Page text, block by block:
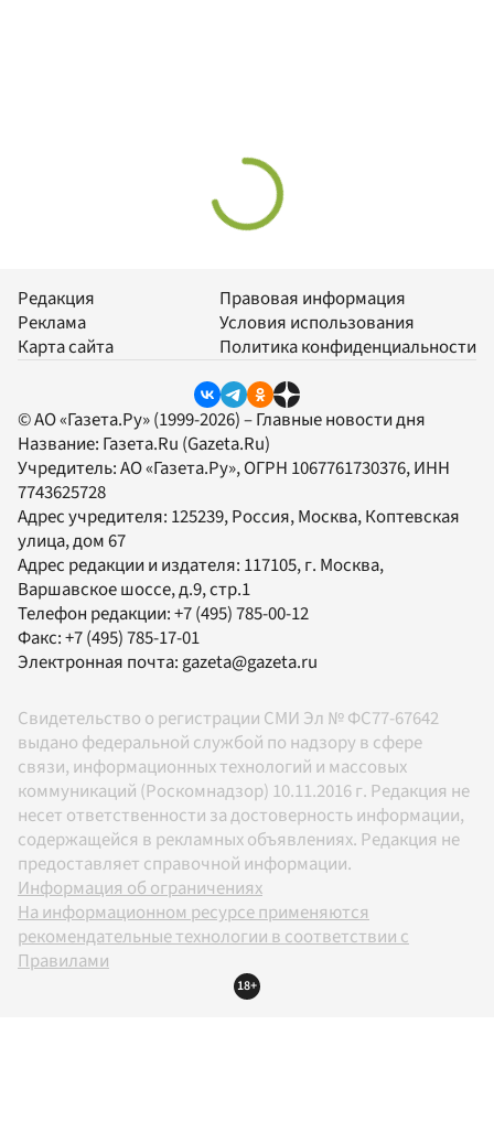
Редакция
Реклама
Карта сайта
Правовая информация
Условия использования
Политика конфиденциальности
© АО «Газета.Ру» (1999-2026) – Главные новости дня
Название: Газета.Ru (Gazeta.Ru)
Учредитель:АО «Газета.Ру», ОГРН 1067761730376, ИНН
7743625728
Адрес учредителя: 125239, Россия, Москва, Коптевская
улица, дом 67
Адрес редакции и издателя: 117105, г. Москва,
Варшавское шоссе, д.9, стр.1
Телефон редакции:+7 (495) 785-00-12
Факс:+7 (495) 785-17-01
Электронная почта:gazeta@gazeta.ru
Свидетельство о регистрации СМИ Эл № ФС77-67642
выдано федеральной службой по надзору в сфере
связи, информационных технологий и массовых
коммуникаций (Роскомнадзор) 10.11.2016 г. Редакция не
несет ответственности за достоверность информации,
содержащейся в рекламных объявлениях. Редакция не
предоставляет справочной информации.
Информация об ограничениях
На информационном ресурсе применяются
рекомендательные технологии в соответствии с
Правилами
18+